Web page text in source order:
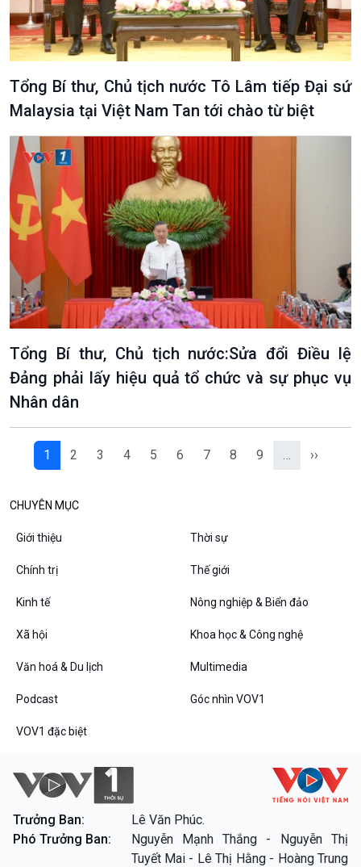
VOV1 đặc biệt
Thanh âm ký sự
Chân dung cuộc sống
Các chương trình đặc biệt
Tổng Bí thư, Chủ tịch nước Tô Lâm tiếp Đại sứ
Malaysia tại Việt Nam Tan tới chào từ biệt
Tổng Bí thư, Chủ tịch nước:Sửa đổi Điều lệ
Đảng phải lấy hiệu quả tổ chức và sự phục vụ
Nhân dân
1 2 3 4 5 6 7 8 9 … ››
CHUYÊN MỤC
Giới thiệu Thời sự
Chính trị Thế giới
Kinh tế Nông nghiệp & Biển đảo
Xã hội Khoa học & Công nghệ
Văn hoá & Du lịch Multimedia
Podcast Góc nhìn VOV1
VOV1 đặc biệt
Trưởng Ban:
Lê Văn Phúc.
Phó Trưởng Ban:
Nguyễn Mạnh Thắng - Nguyễn Thị
Tuyết Mai - Lê Thị Hằng - Hoàng Trung